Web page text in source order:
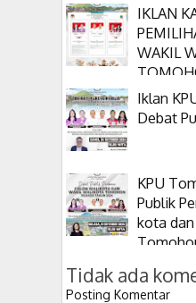
IKLAN
WAKIL
Iklan
Debat
KPU
Publik
kota
Tidak ada
Posting Komentar